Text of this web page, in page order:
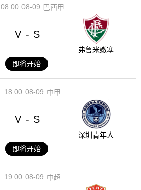
08-09
08:00 巴西甲
V - S
弗鲁米嫩塞
即将开始
08-09
18:00 中甲
V - S
深圳青年人
即将开始
08-09
19:00 中超